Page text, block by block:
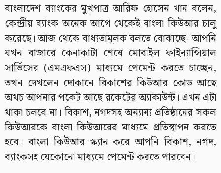
বাংলাদেশ ব্যাংকের মুখপাত্র আরিফ হোসেন খান বলেন,
কেন্দ্রীয় ব্যাংক অনেক আগে থেকেই বাংলা কিউআর চালু
করেছে। আজ থেকে বাধ্যতামূলক বলতে বোঝাচ্ছে- আপনি
যখন বাজারে কেনাকাটা শেষে মোবাইল ফাইন্যান্সিয়াল
সার্ভিসের (এমএফএস) মাধ্যমে পেমেন্ট করতে চাচ্ছেন,
তখন দেখলেন দোকানে বিকাশের কিউআর কোড আছে
অথচ আপনার পকেট আছে রকেটের অ্যাকাউন্ট। এখন এটা
থাকা চলবে না। বিকাশ, নগদসহ অন্যান্য প্রতিষ্ঠানের সকল
কিউআরকে বাংলা কিউআরের মাধ্যমে প্রতিস্থাপন করতে
হবে। বাংলা কিউআর স্ক্যান করে আপনি বিকাশ, নগদ,
ব্যাংকসহ যেকোনো মাধ্যমে পেমেন্ট করতে পারবেন।